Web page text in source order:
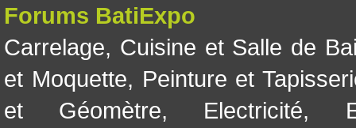
Forums BatiExpo
Carrelage, Cuisine et Salle de
et Moquette, Peinture et
et Géomètre, Electricité,